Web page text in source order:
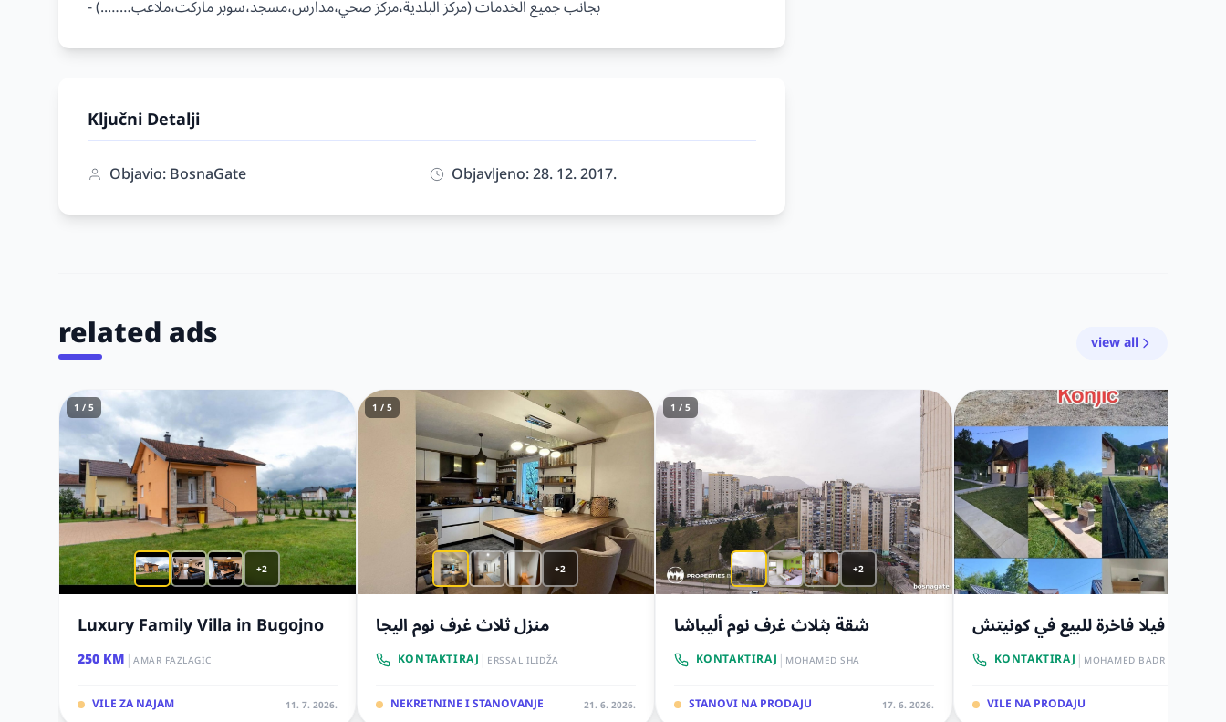
Ključni Detalji
Objavio: BosnaGate Objavljeno: 28. 12. 2017.
related ads view all
+2
1 / 5
Luxury Family Villa in Bugojno
250 KM|AMAR FAZLAGIC
VILE ZA NAJAM 11. 7. 2026.
+2
1 / 5
منزل ثلاث غرف نوم اليجا
KONTAKTIRAJ | ERSSAL ILIDŽA
NEKRETNINE I STANOVANJE 21. 6. 2026.
+2
1 / 5
شقة بثلاث غرف نوم أليباشا
KONTAKTIRAJ | MOHAMED SHA
STANOVI NA PRODAJU 17. 6. 2026.
فيلا فاخرة للبيع في كونيتش
KONTAKTIRAJ | MOHAMED BADR
VILE NA PRODAJU